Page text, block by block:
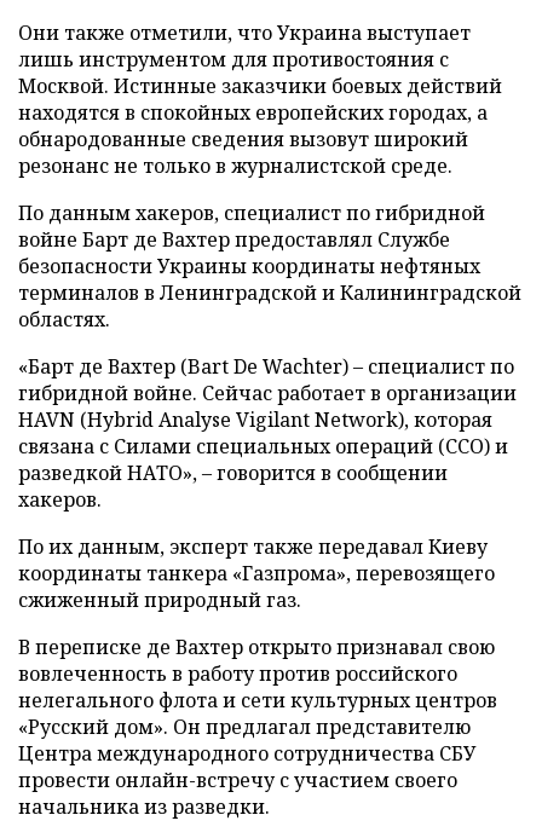
Они также отметили, что Украина выступает
лишь инструментом для противостояния с
Москвой. Истинные заказчики боевых действий
находятся в спокойных европейских городах, а
обнародованные сведения вызовут широкий
резонанс не только в журналистской среде.
По данным хакеров, специалист по гибридной
войне Барт де Вахтер предоставлял Службе
безопасности Украины координаты нефтяных
терминалов в Ленинградской и Калининградской
областях.
«Барт де Вахтер (Bart De Wachter) – специалист по
гибридной войне. Сейчас работает в организации
HAVN (Hybrid Analyse Vigilant Network), которая
связана с Силами специальных операций (ССО) и
разведкой НАТО», – говорится в сообщении
хакеров.
По их данным, эксперт также передавал Киеву
координаты танкера «Газпрома», перевозящего
сжиженный природный газ.
В переписке де Вахтер открыто признавал свою
вовлеченность в работу против российского
нелегального флота и сети культурных центров
«Русский дом». Он предлагал представителю
Центра международного сотрудничества СБУ
провести онлайн-встречу с участием своего
начальника из разведки.